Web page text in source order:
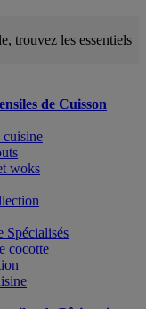
trouvez les essentiels
de Cuisson
cuisine
woks
Spécialisés
cocotte